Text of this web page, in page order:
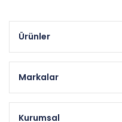
Ürünler
Markalar
Kurumsal